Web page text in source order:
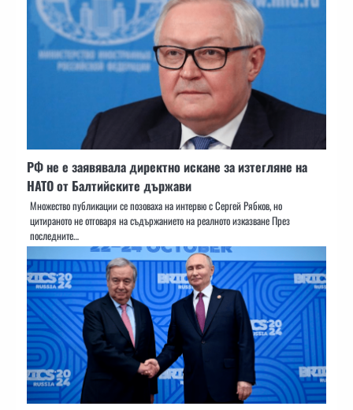
РФ не е заявявала директно искане за изтегляне на
НАТО от Балтийските държави
Множество публикации се позоваха на интервю с Сергей Рябков, но
цитираното не отговаря на съдържанието на реалното изказване През
последните…